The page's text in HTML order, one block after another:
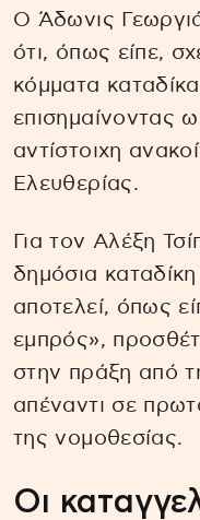
Ο Άδωνις
ότι, όπως είπε,
κόμματα
επισημαίνοντας
αντίστοιχη
Ελευθερίας.
Για τον Αλέξη
δημόσια
αποτελεί, όπως
εμπρός»,
στην πράξη από
απέναντι σε
της νομοθεσίας.
Οι